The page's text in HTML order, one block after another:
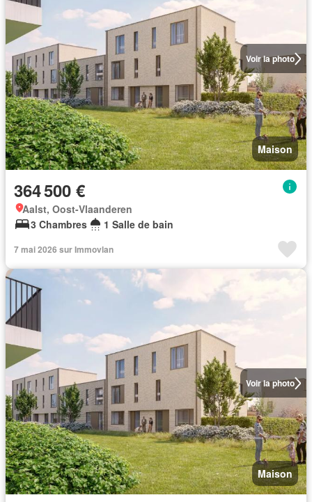
Voir la photo
Maison
364 500 €
Aalst, Oost-Vlaanderen
3 Chambres
1 Salle de bain
7 mai 2026 sur Immovlan
Voir la photo
Maison